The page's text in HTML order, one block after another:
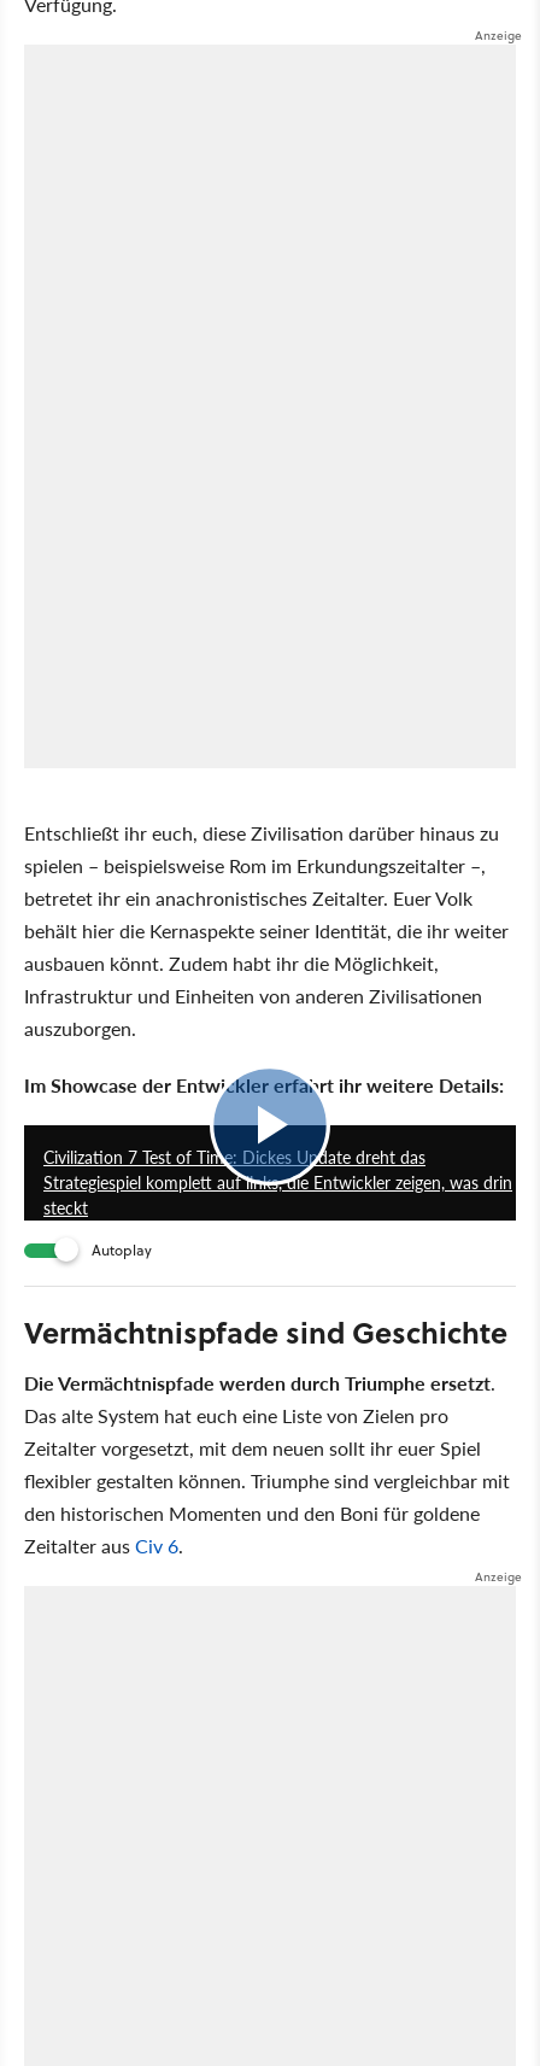
Entschließt ihr euch, diese Zivilisation darüber hinaus zu
spielen – beispielsweise Rom im Erkundungszeitalter –,
betretet ihr ein anachronistisches Zeitalter. Euer Volk
behält hier die Kernaspekte seiner Identität, die ihr weiter
ausbauen könnt. Zudem habt ihr die Möglichkeit,
Infrastruktur und Einheiten von anderen Zivilisationen
auszuborgen.
Im Showcase der Entwickler erfahrt ihr weitere Details:
Civilization 7 Test of Time: Dickes Update dreht das
Strategiespiel komplett auf links, die Entwickler zeigen, was drin
steckt
Autoplay
Vermächtnispfade sind Geschichte
Die Vermächtnispfade werden durch Triumphe ersetzt.
Das alte System hat euch eine Liste von Zielen pro
Zeitalter vorgesetzt, mit dem neuen sollt ihr euer Spiel
flexibler gestalten können. Triumphe sind vergleichbar mit
den historischen Momenten und den Boni für goldene
Zeitalter ausCiv 6.